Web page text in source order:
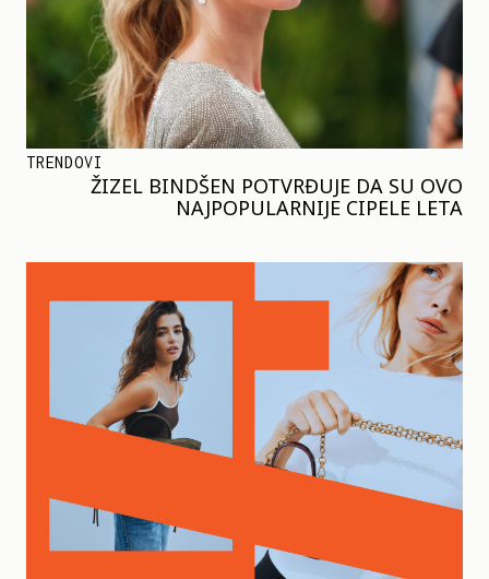
TRENDOVI
ŽIZEL BINDŠEN POTVRĐUJE DA SU OVO
NAJPOPULARNIJE CIPELE LETA